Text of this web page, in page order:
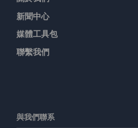
新聞中心
媒體工具包
聯繫我們
與我們聯系